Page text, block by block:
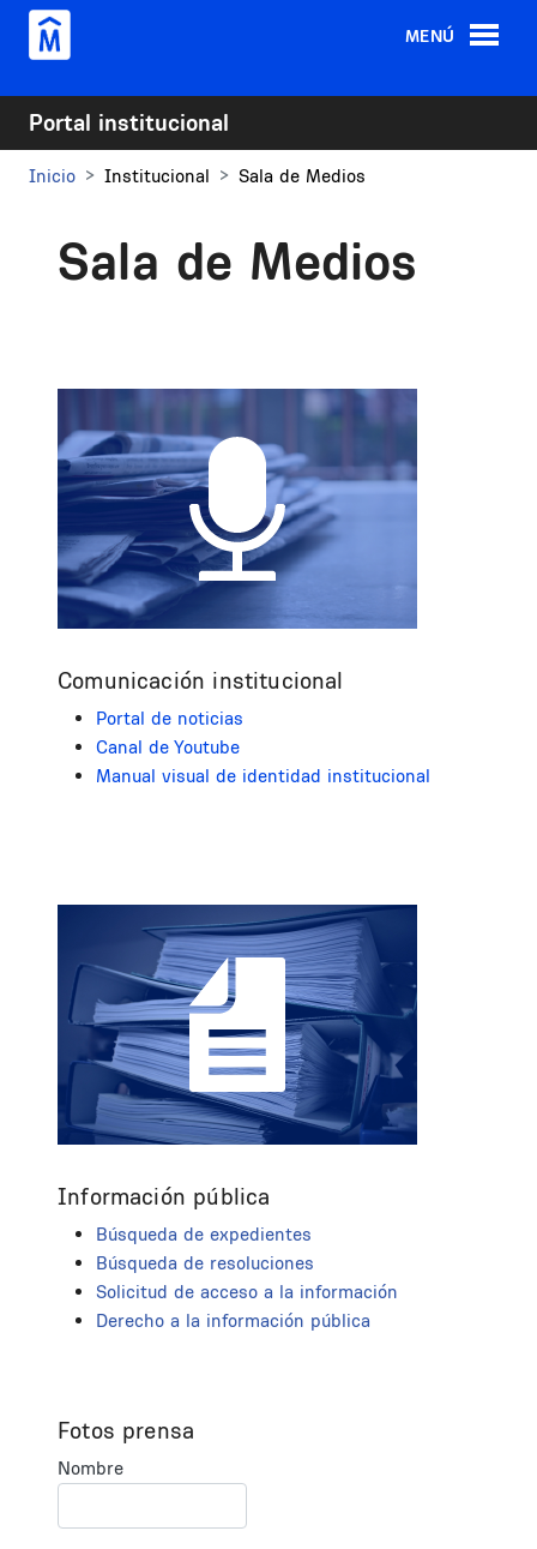
Pasar al contenido principal
MENÚ
Portal institucional
Inicio Institucional Sala de Medios
Sala de Medios
Comunicación institucional
Portal de noticias
Canal de Youtube
Manual visual de identidad institucional
Información pública
Búsqueda de expedientes
Búsqueda de resoluciones
Solicitud de acceso a la información
Derecho a la información pública
Fotos prensa
Nombre